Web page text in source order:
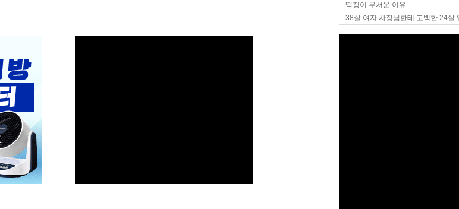
떡정이 무서운 이유
38살 여자 사장님한테 고백한 24살